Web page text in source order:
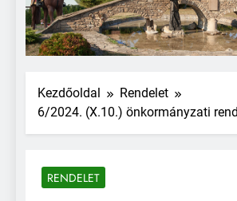
Kezdőoldal
Rendelet
6/2024. (X.10.) önkormányzati
RENDELET